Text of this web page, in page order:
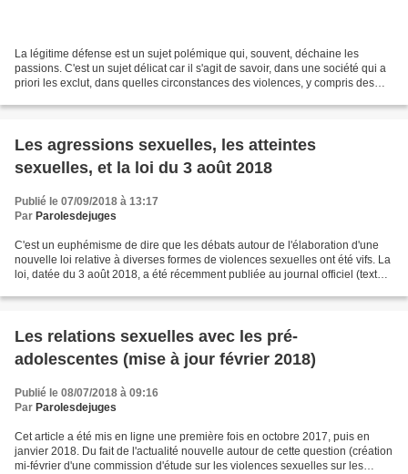
La légitime défense est un sujet polémique qui, souvent, déchaine les
passions. C'est un sujet délicat car il s'agit de savoir, dans une société qui a
priori les exclut, dans quelles circonstances des violences, y compris des
Les agressions sexuelles, les atteintes
sexuelles, et la loi du 3 août 2018
Publié le 07/09/2018 à 13:17
Par Parolesdejuges
C'est un euphémisme de dire que les débats autour de l'élaboration d'une
nouvelle loi relative à diverses formes de violences sexuelles ont été vifs. La
loi, datée du 3 août 2018, a été récemment publiée au journal officiel (texte
Les relations sexuelles avec les pré-
adolescentes (mise à jour février 2018)
Publié le 08/07/2018 à 09:16
Par Parolesdejuges
Cet article a été mis en ligne une première fois en octobre 2017, puis en
janvier 2018. Du fait de l'actualité nouvelle autour de cette question (création
mi-février d'une commission d'étude sur les violences sexuelles sur les